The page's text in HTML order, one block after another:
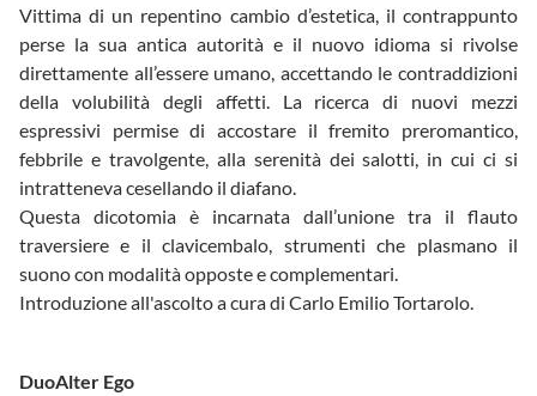
Vittima di un repentino cambio d’estetica, il contrappunto
perse la sua antica autorità e il nuovo idioma si rivolse
direttamente all’essere umano, accettando le contraddizioni
della volubilità degli affetti. La ricerca di nuovi mezzi
espressivi permise di accostare il fremito preromantico,
febbrile e travolgente, alla serenità dei salotti, in cui ci si
intratteneva cesellando il diafano.
Questa dicotomia è incarnata dall’unione tra il flauto
traversiere e il clavicembalo, strumenti che plasmano il
suono con modalità opposte e complementari.
Introduzione all'ascolto a cura di Carlo Emilio Tortarolo.
DuoAlter Ego